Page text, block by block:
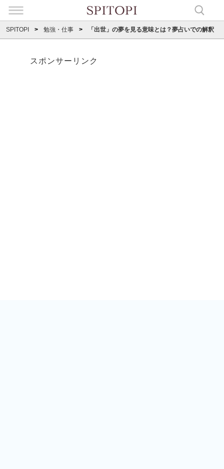
SPITOPI 勉強・仕事 「出世」の夢を見る意味とは？夢占いでの解釈
スポンサーリンク